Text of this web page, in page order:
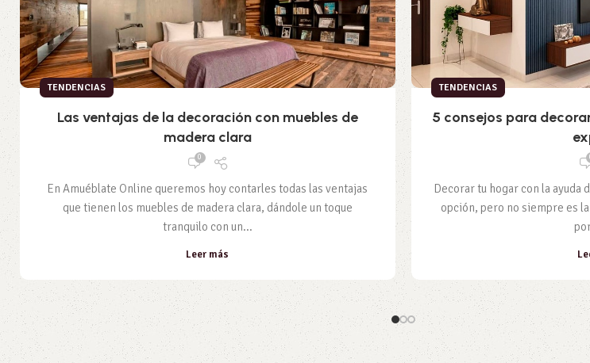
TENDENCIAS
Las ventajas de la decoración con muebles de
madera clara
0
En Amuéblate Online queremos hoy contarles todas las ventajas
que tienen los muebles de madera clara, dándole un toque
tranquilo con un...
Leer más
TENDENCIAS
5 consejos para
Decorar tu hogar con la ayuda
opción, pero no siempre es